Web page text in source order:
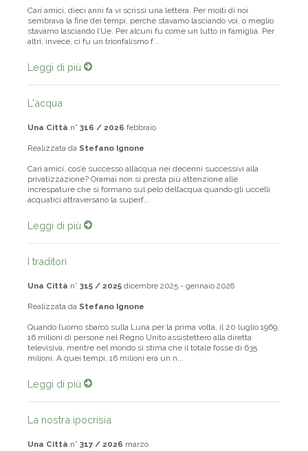
Cari amici, dieci anni fa vi scrissi una lettera. Per molti di noi
sembrava la fine dei tempi, perché stavamo lasciando voi, o meglio
stavamo lasciando l’Ue. Per alcuni fu come un lutto in famiglia. Per
altri, invece, ci fu un trionfalismo f...
Leggi di più
L'acqua
Una Città n° 316 / 2026 febbraio
Realizzata da Stefano Ignone
Cari amici, cos’è successo all’acqua nei decenni successivi alla
privatizzazione? Oramai non si presta più attenzione alle
increspature che si formano sul pelo dell’acqua quando gli uccelli
acquatici attraversano la superf...
Leggi di più
I traditori
Una Città n° 315 / 2025 dicembre 2025 - gennaio 2026
Realizzata da Stefano Ignone
Quando l’uomo sbarcò sulla Luna per la prima volta, il 20 luglio 1969,
16 milioni di persone nel Regno Unito assistettero alla diretta
televisiva, mentre nel mondo si stima che il totale fosse di 635
milioni. A quei tempi, 16 milioni era un n...
Leggi di più
La nostra ipocrisia
Una Città n° 317 / 2026 marzo